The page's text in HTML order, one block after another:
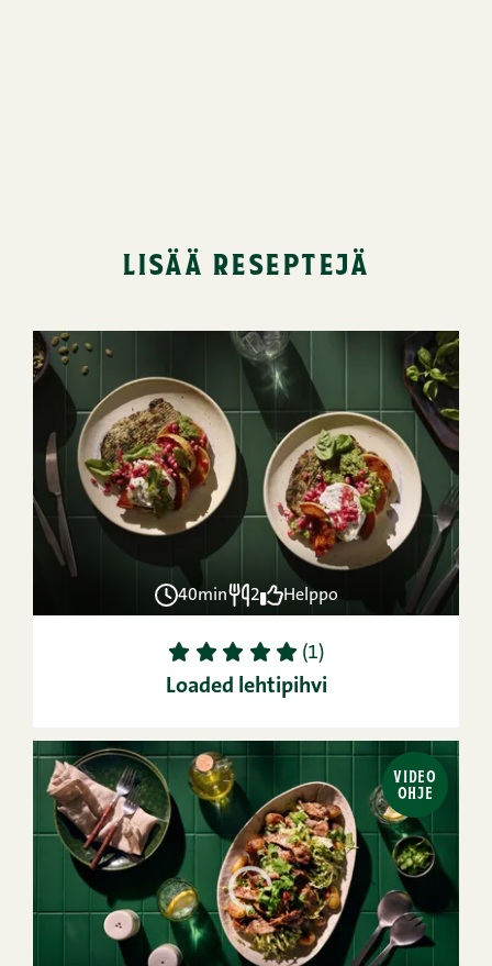
lisää reseptejä
40min 2 Helppo
1 2 3 4 5 (1)
Loaded lehtipihvi
VIDEO
OHJE